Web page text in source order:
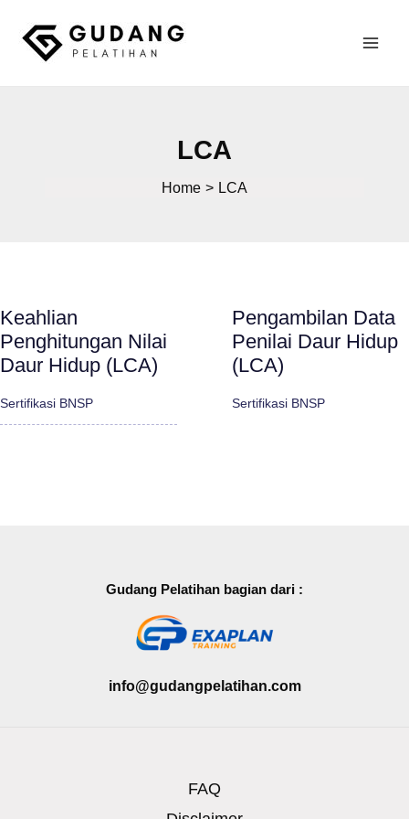
content
LCA
Home LCA
Keahlian
Penghitungan Nilai
Daur Hidup (LCA)
Sertifikasi BNSP
Pengambilan Data
Penilai Daur Hidup
(LCA)
Sertifikasi BNSP
Gudang Pelatihan bagian dari :
info@gudangpelatihan.com
FAQ